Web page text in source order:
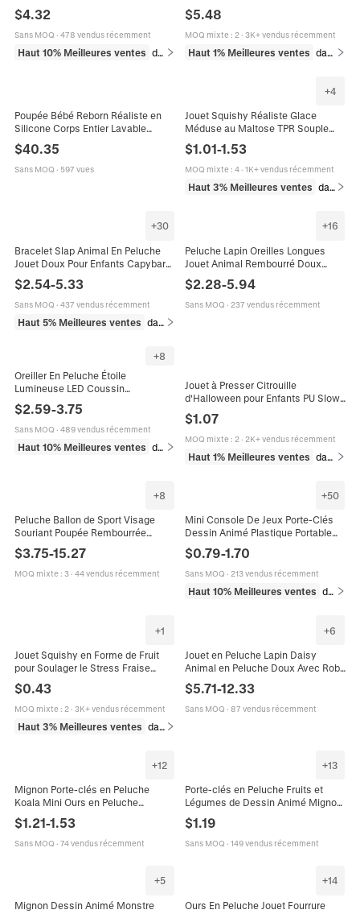
d'école Enfants Dessin Animé
Cadeau Anniversaire
$4.32
Sans MOQ · 478 vendus récemment
Haut 10% Meilleures ventes dans Jouets et jeux
en Peluche Décoration Cadeau
Enfants Adultes
$5.48
MOQ mixte: 2· 3K+ vendus récemment
Haut 1% Meilleures ventes
Poupée Bébé Reborn Réaliste en
Silicone Corps Entier Lavable
Nouveau-Né Endormi Avec
Barboteuse Blanche Cheveux
Implantés à la Main
$40.35
Sans MOQ · 597 vues
+4
Jouet Squishy Réaliste Glace
Méduse au Maltose TPR Souple
Rebond Lent Anti-stress Jouet
Sensoriel pour Enfants Adultes
$1.01-1.53
MOQ mixte: 4· 1K+ vendus récemment
Haut 3% Meilleures ventes dans Jouets et jeux
+30
Bracelet Slap Animal En Peluche
Jouet Doux Pour Enfants Capybara
Avec Rembourrage En Coton PP
$2.54-5.33
Sans MOQ · 437 vendus récemment
Haut 5% Meilleures ventes
+16
Peluche Lapin Oreilles Longues
Jouet Animal Rembourré Doux
Anniversaire Enfant Décoration
Chambre
$2.28-5.94
Sans MOQ · 237 vendus récemment
+8
Oreiller En Peluche Étoile
Lumineuse LED Coussin
Rembourré Doux Veilleuse Pour
Décoration Maison Et Cadeau
Enfants Visage Souriant
$2.59-3.75
Sans MOQ · 489 vendus récemment
Haut 10% Meilleures ventes dans Jouets et jeux
Jouet à Presser Citrouille
d'Halloween pour Enfants PU Slow
Rebound Anti-stress Imprimé Jack-
O-Lantern Cadeau
$1.07
MOQ mixte: 2· 2K+ vendus récemment
Haut 1% Meilleures ventes dans Jouets et jeux
+8
Peluche Ballon de Sport Visage
Souriant Poupée Rembourrée
Douce Décoration de Chambre
Cadeau Anniversaire Enfants
Basketball Foot
$3.75-15.27
MOQ mixte: 3· 44 vendus récemment
+50
Mini Console De Jeux Porte-Clés
Dessin Animé Plastique Portable
Jeu De Taupe Jouet Anti-Stress
Charme De Sac
$0.79-1.70
Sans MOQ · 213 vendus récemment
Haut 10% Meilleures ventes dans Porte-clés
+1
Jouet Squishy en Forme de Fruit
pour Soulager le Stress Fraise
Jouet Sensoriel pour Enfants et
Adultes
$0.43
MOQ mixte: 2· 3K+ vendus récemment
Haut 3% Meilleures ventes
+6
Jouet en Peluche Lapin Daisy
Animal en Peluche Doux Avec Robe
Enfants Cadeau
$5.71-12.33
Sans MOQ · 87 vendus récemment
+12
Mignon Porte-clés en Peluche
Koala Mini Ours en Peluche
Pendentif de Sac à Dos Jouet Doux
pour Enfants Femmes Cadeau
$1.21-1.53
Sans MOQ · 74 vendus récemment
+13
Porte-clés en Peluche Fruits et
Légumes de Dessin Animé Mignon
Kawaii Fraise Avocat Pastèque
Pendentif Sac Cadeau pour
Femmes et Enfants
$1.19
Sans MOQ · 149 vendus récemment
+5
Mignon Dessin Animé Monstre
+14
Ours En Peluche Jouet Fourrure